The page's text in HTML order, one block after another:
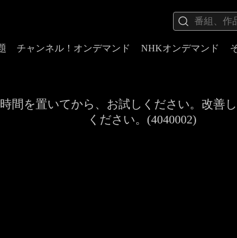
チャンネル！オンデマンド NHKオンデマンド
間を置いてから、お試しください。改善
ください。(4040002)